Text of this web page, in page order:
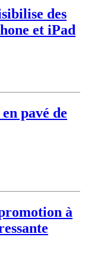
des
et iPad
pavé de
à